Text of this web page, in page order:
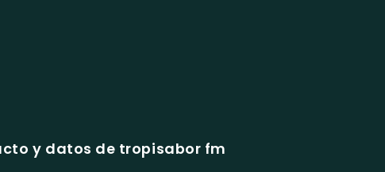
y datos de tropisabor fm